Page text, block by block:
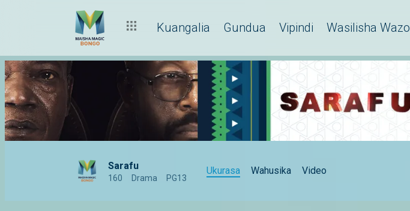
Kuangalia Gundua Vipindi Wasilisha Wazo
Sarafu
160 Drama PG13
Ukurasa Wahusika Video